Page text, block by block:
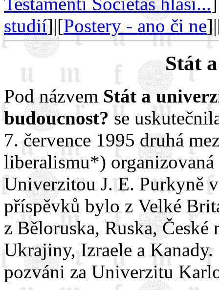
studií]|[Postery - ano či ne
Stát
Pod názvem Stát a
budoucnost? se
7. července 1995 druhá
liberalismu*)
Univerzitou J. E. Purkyně
příspěvků bylo z Velké
z Běloruska, Ruska,
Ukrajiny, Izraele a
pozváni za Univerzitu